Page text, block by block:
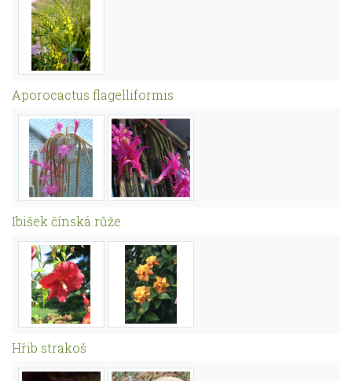
Aporocactus flagelliformis
Ibišek čínská růže
Hřib strakoš